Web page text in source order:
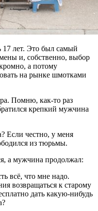
17 лет. Это был самый
и, собственно, выбор
а потому
на рынке шмотками
Помню, как-то раз
крепкий мужчина
Если честно, у меня
из тюрьмы.
а мужчина продолжал:
всё, что мне надо.
возвращаться к старому
дать какую-нибудь